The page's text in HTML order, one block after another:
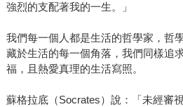
強烈的支配著我的一生。」
我們每一個人都是生活的哲學家，哲
藏於生活的每一個角落，我們同樣追
福，且熱愛真理的生活寫照。
蘇格拉底（Socrates）說：「未經審